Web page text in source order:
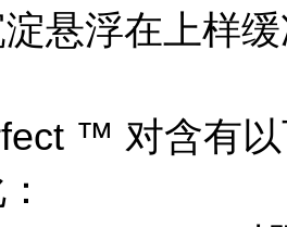
悬浮在上样
™ 对含有